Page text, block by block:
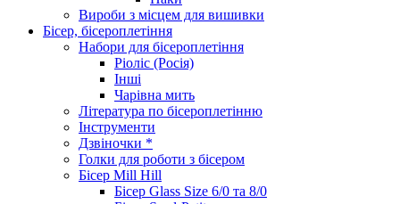
Вироби з місцем для вишивки
Бісер, бісероплетіння
Набори для бісероплетіння
Ріоліс (Росія)
Інші
Чарівна мить
Література по бісероплетінню
Інструменти
Дзвіночки *
Голки для роботи з бісером
Бісер Mill Hill
Бісер Glass Size 6/0 та 8/0